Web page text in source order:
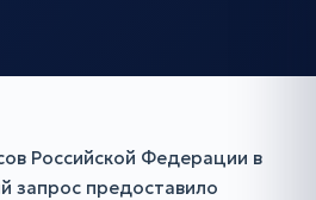
Российской Федерации в
запрос предоставило